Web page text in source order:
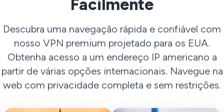
Facilmente
Descubra uma navegação rápida e confiável com
nosso VPN premium projetado para os EUA.
Obtenha acesso a um endereço IP americano a
partir de várias opções internacionais. Navegue na
web com privacidade completa e sem restrições.